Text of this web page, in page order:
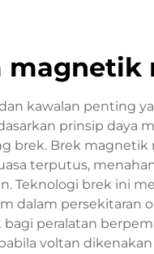
magnetik
kawalan penting
prinsip daya
brek. Brek
terputus,
Teknologi brek ini
dalam persekitaran
peralatan
voltan